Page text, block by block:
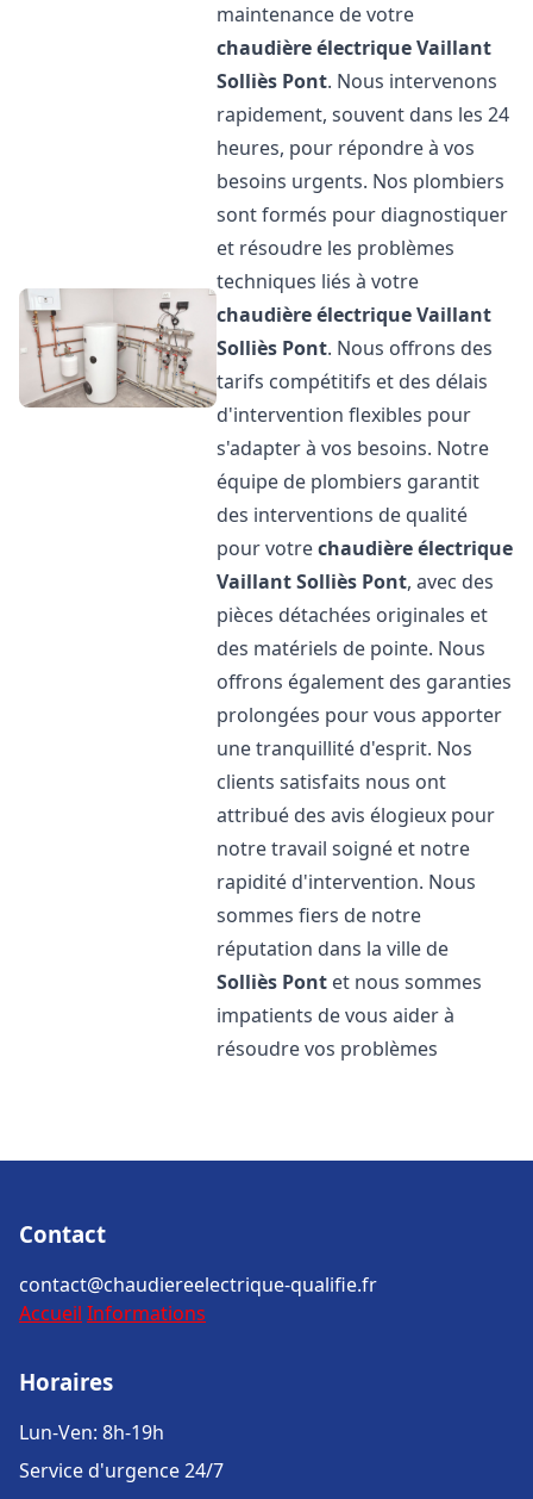
maintenance de votre
chaudière électrique Vaillant
Solliès Pont. Nous intervenons
rapidement, souvent dans les 24
heures, pour répondre à vos
besoins urgents. Nos plombiers
sont formés pour diagnostiquer
et résoudre les problèmes
techniques liés à votre
chaudière électrique Vaillant
Solliès Pont. Nous offrons des
tarifs compétitifs et des délais
d'intervention flexibles pour
s'adapter à vos besoins. Notre
équipe de plombiers garantit
des interventions de qualité
pour votrechaudière électrique
VaillantSolliès Pont, avec des
pièces détachées originales et
des matériels de pointe. Nous
offrons également des garanties
prolongées pour vous apporter
une tranquillité d'esprit. Nos
clients satisfaits nous ont
attribué des avis élogieux pour
notre travail soigné et notre
rapidité d'intervention. Nous
sommes fiers de notre
réputation dans la ville de
Solliès Pont et nous sommes
impatients de vous aider à
résoudre vos problèmes
Contact
contact@chaudiereelectrique-qualifie.fr
Accueil Informations
Horaires
Lun-Ven: 8h-19h
Service d'urgence 24/7